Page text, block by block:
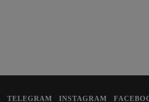
TELEGRAM INSTAGRAM